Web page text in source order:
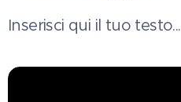
Inserisci qui il tuo testo...